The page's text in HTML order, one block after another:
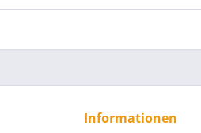
Informationen